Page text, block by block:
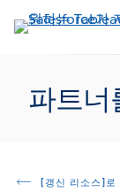
요
파트너
[갱신 리소스]로